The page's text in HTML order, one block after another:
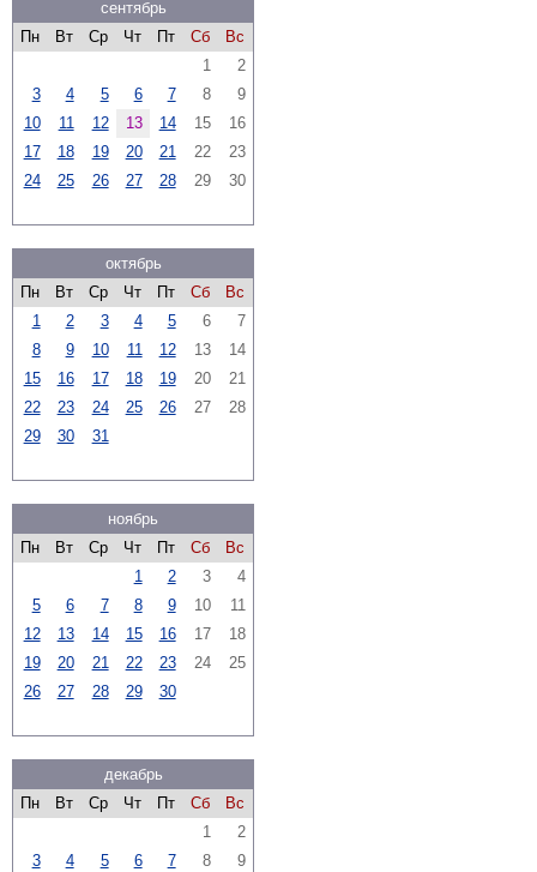
сентябрь
Пн
Вт Ср Чт Пт Сб
Вс
1
2
3
4 5 6 7 8
9
10
11 12 13 14 15
16
17
18 19 20 21 22
23
24
25 26 27 28 29 30
октябрь
Пн
Вт Ср Чт Пт Сб
Вс
1
2 3 4 5 6
7
8
9 10 11 12 13
14
15
16 17 18 19 20
21
22
23 24 25 26 27
28
29
30 31
ноябрь
Пн
Вт Ср Чт Пт Сб
Вс
1
2 3
4
5
6 7 8 9 10
11
12
13 14 15 16 17
18
19
20 21 22 23 24
25
26
27 28 29 30
декабрь
Пн
Вт Ср Чт Пт Сб
Вс
1
2
3
4 5 6 7 8
9